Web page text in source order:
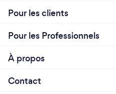
Pour les clients
Pour les Professionnels
À propos
Contact